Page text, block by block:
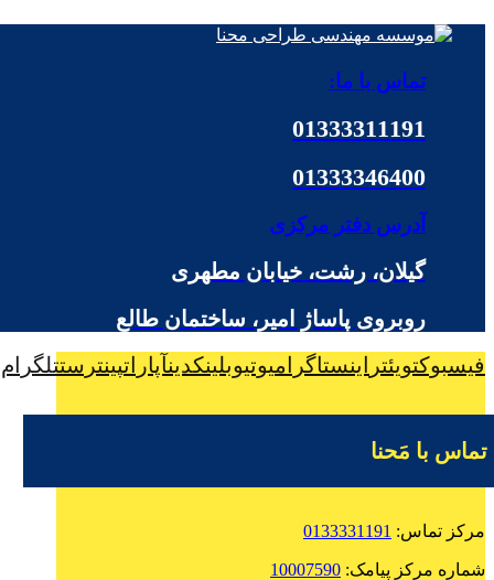
تماس با ما:
01333311191
01333346400
آدرس دفتر مرکزی
گیلان، رشت، خیابان مطهری
روبروی پاساژ امیر، ساختمان طالع
فیسبوکتویئتر اینستاگرامیوتیوبلینکدینآپاراتپینترستتلگرام
تماس با مَحنا
مرکز تماس: 0133331191
شماره مرکز پیامک: 10007590